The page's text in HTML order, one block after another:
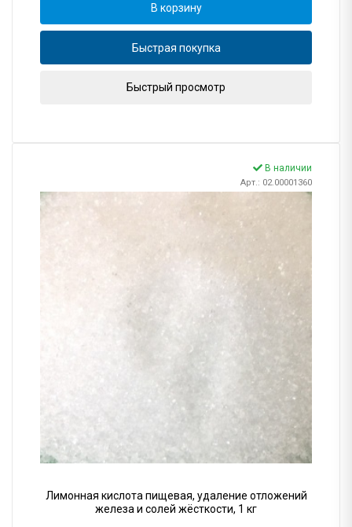
В корзину
Быстрая покупка
Быстрый просмотр
В наличии
Арт.: 02.00001360
Лимонная кислота пищевая, удаление отложений
железа и солей жёсткости, 1 кг